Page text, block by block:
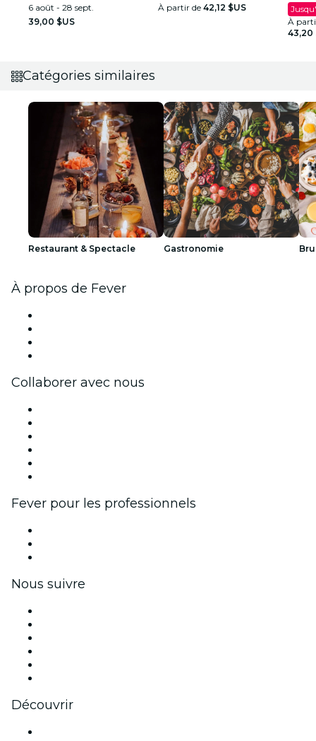
6 août - 28 sept.
39,00 $US
À partir de 42,12 $US
À
43,20
Catégories similaires
Restaurant & Spectacle Gastronomie
À propos de Fever
Collaborer avec nous
Fever pour les professionnels
Nous suivre
Découvrir